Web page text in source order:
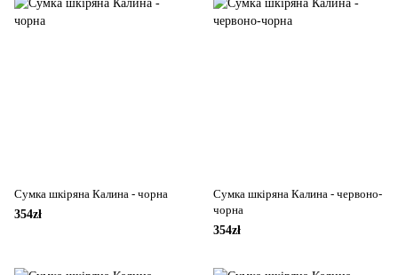
Сумка шкіряна Калина - чорна
354zł
Сумка шкіряна Калина - червоно-
чорна
354zł